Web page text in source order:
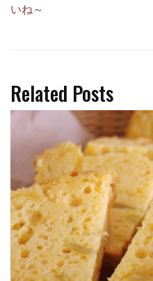
いね～
Related Posts